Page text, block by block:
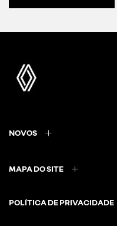
NOVOS
MAPA DO SITE
POLÍTICA DE PRIVACIDADE